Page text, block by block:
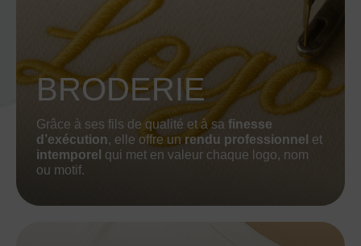
BRODERIE
Grâce à ses fils de qualité et à sa finesse
d’exécution, elle offre un rendu professionnel et
intemporel qui met en valeur chaque logo, nom
ou motif.